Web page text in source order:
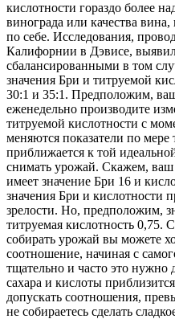
кислотности гораздо более
винограда или качества
по себе. Исследования,
Калифорнии в Дэвисе,
сбалансированными в том
значения Бри и титруемой
30:1 и 35:1. Предположим,
еженедельно производите
титруемой кислотности с
меняются показатели по мере
приближается к той
снимать урожай. Скажем,
имеет значение Бри 16 и
значения Бри и кислотности
зрелости. Но, предположим,
титруемая кислотность 0,75.
собирать урожай вы можете
соотношение, начиная с
тщательно и часто это нужно
сахара и кислоты
допускать соотношения,
не собираетесь сделать